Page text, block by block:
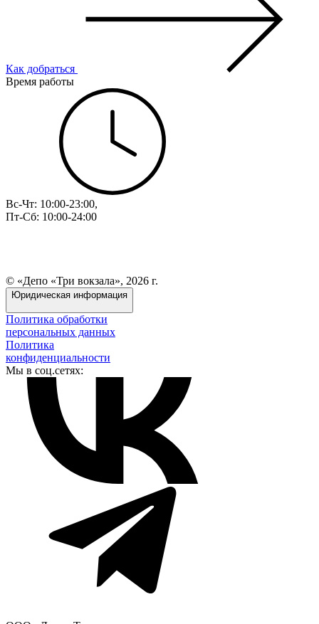
Как добраться
Время работы
Вс-Чт: 10:00-23:00,
Пт-Сб: 10:00-24:00
© «Депо «Три вокзала», 2026 г.
Юридическая информация
Политика обработки
персональных данных
Политика
конфиденциальности
Мы в соц.сетях: